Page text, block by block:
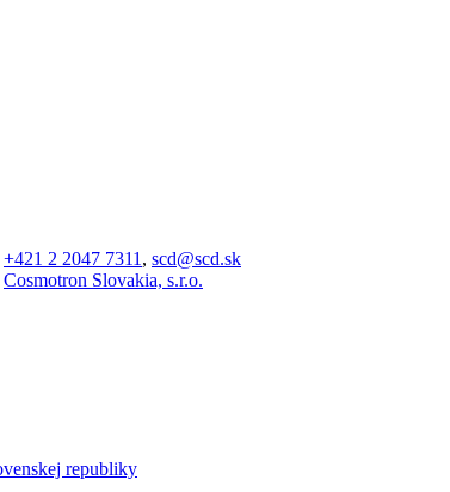
+421 2 2047 7311 , scd@scd.sk
Cosmotron Slovakia, s.r.o.